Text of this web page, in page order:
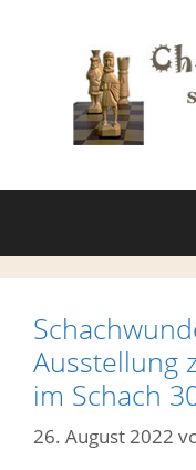
Ausstellung
im Schach
26. August 2022